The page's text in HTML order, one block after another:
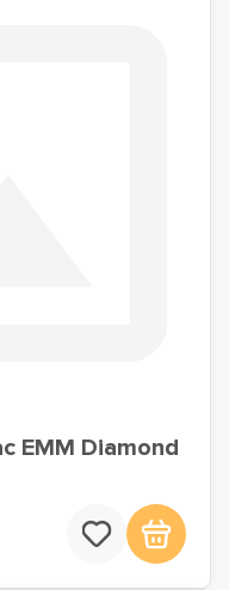
EMM Diamond